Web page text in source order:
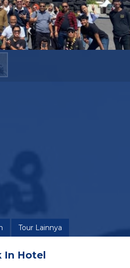
Tour Lainnya
In Hotel